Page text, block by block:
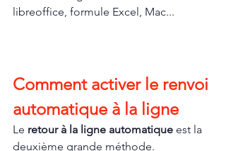
libreoffice, formule Excel, Mac...
Comment activer le renvoi
automatique à la ligne
Le retour à la ligne automatique est la
deuxième grande méthode.